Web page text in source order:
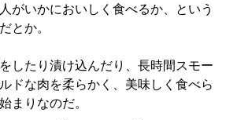
がいかにおいしく食べるか、という
とか。
したり漬け込んだり、長時間スモー
ドな肉を柔らかく、美味しく食べら
まりなのだ。